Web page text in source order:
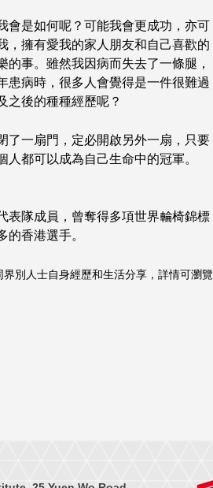
會是如何呢？可能我會更成功，亦可
，擁有愛我的家人朋友和自己喜歡的
事。雖然我因病而失去了一條腿，
患病時，很多人會覺得是一件很難過
之後的種種經歷呢？
了一扇門，定必開啟另外一扇，只要
都可以成為自己生命中的冠軍。
表隊成員，曾奪得多項世界輪椅錦標
香港選手。
別人士自身經歷和生活分享，詳情可瀏覽